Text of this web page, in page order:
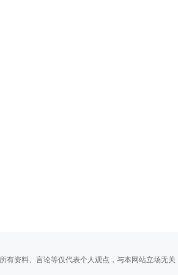
有资料、言论等仅代表个人观点，与本网站立场无